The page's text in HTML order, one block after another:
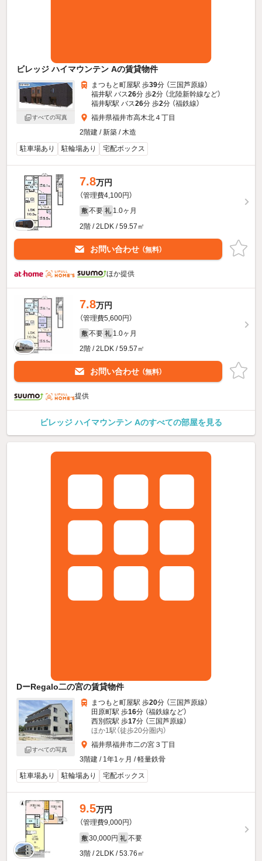
ビレッジ ハイマウンテン Aの賃貸物件
すべての写真
まつもと町屋駅 歩39分 （三国芦原線）
福井駅 バス26分 歩2分 （北陸新幹線など）
福井駅駅 バス26分 歩2分 （福鉄線）
福井県福井市高木北４丁目
2階建 / 新築 / 木造
駐車場あり
駐輪場あり 宅配ボックス
7.8万円
（管理費4,100円）
敷 不要 礼 1.0ヶ月
2階 / 2LDK / 59.57㎡
お問い合わせ （無料）
ほか提供
7.8万円
（管理費5,600円）
敷 不要 礼 1.0ヶ月
2階 / 2LDK / 59.57㎡
お問い合わせ （無料）
提供
ビレッジ ハイマウンテン Aのすべての部屋を見る
DーRegalo二の宮の賃貸物件
すべての写真
まつもと町屋駅 歩20分 （三国芦原線）
田原町駅 歩16分 （福鉄線など）
西別院駅 歩17分 （三国芦原線）
ほか1駅（徒歩20分圏内）
福井県福井市二の宮３丁目
3階建 / 1年1ヶ月 / 軽量鉄骨
駐車場あり
駐輪場あり 宅配ボックス
9.5万円
（管理費9,000円）
敷 30,000円 礼 不要
3階 / 2LDK / 53.76㎡